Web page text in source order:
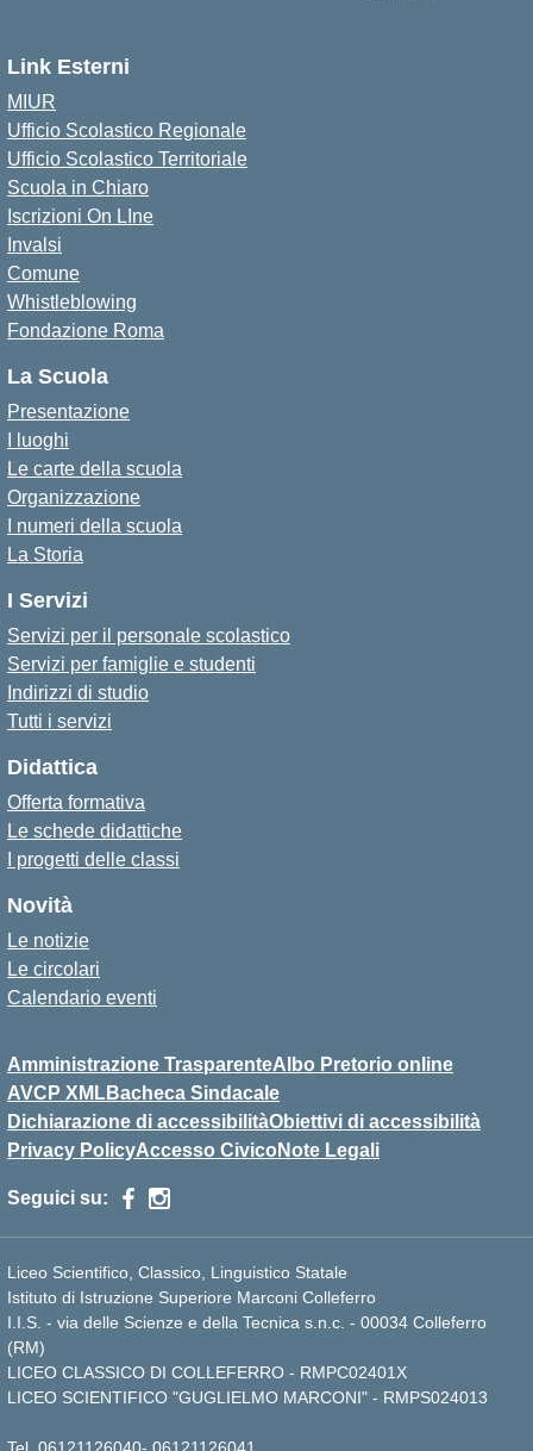
Link Esterni
MIUR
Ufficio Scolastico Regionale
Ufficio Scolastico Territoriale
Scuola in Chiaro
Iscrizioni On LIne
Invalsi
Comune
Whistleblowing
Fondazione Roma
La Scuola
Presentazione
I luoghi
Le carte della scuola
Organizzazione
I numeri della scuola
La Storia
I Servizi
Servizi per il personale scolastico
Servizi per famiglie e studenti
Indirizzi di studio
Tutti i servizi
Didattica
Offerta formativa
Le schede didattiche
I progetti delle classi
Novità
Le notizie
Le circolari
Calendario eventi
Amministrazione TrasparenteAlbo Pretorio online
AVCP XMLBacheca Sindacale
Dichiarazione di accessibilitàObiettivi di accessibilità
Privacy PolicyAccesso Civico Note Legali
Seguici su:
Liceo Scientifico, Classico, Linguistico Statale
Istituto di Istruzione Superiore Marconi Colleferro
I.I.S. - via delle Scienze e della Tecnica s.n.c. - 00034 Colleferro
(RM)
LICEO CLASSICO DI COLLEFERRO - RMPC02401X
LICEO SCIENTIFICO "GUGLIELMO MARCONI" - RMPS024013